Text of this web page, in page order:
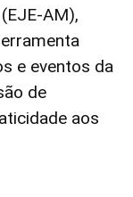
AM),
e eventos da
de
aos